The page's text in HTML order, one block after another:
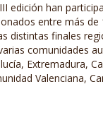
edición han
entre más de
distintas finales
comunidades
Extremadura,
Valenciana,